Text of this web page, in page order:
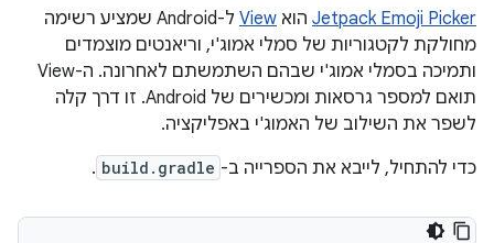
Jetpack Emoji Picker הוא View
ל-Android שמציע רשימה
מחולקת לקטגוריות של סמלי אמוג'י, וריאנטים מוצמדים
ותמיכה בסמלי אמוג'י שבהם השתמשתם לאחרונה. ה-View
תואם למספר גרסאות ומכשירים של Android. זו דרך קלה
לשפר את השילוב של האמוג'י באפליקציה.
כדי להתחיל, לייבא את הספרייה ב- build.gradle
.